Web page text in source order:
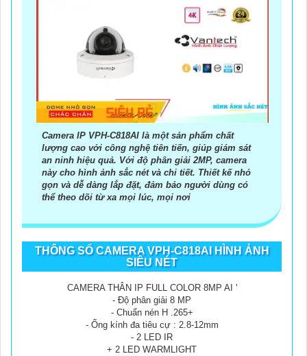
Camera IP VPH-C818AI là một sản phẩm chất
lượng cao với công nghệ tiên tiến, giúp giám sát
an ninh hiệu quả. Với độ phân giải 2MP, camera
này cho hình ảnh sắc nét và chi tiết. Thiết kế nhỏ
gọn và dễ dàng lắp đặt, đảm bảo người dùng có
thể theo dõi từ xa mọi lúc, mọi nơi
THÔNG SỐ CAMERA VPH-C818AI HÌNH ẢNH
SIÊU NÉT
CAMERA THÂN IP FULL COLOR 8MP AI '
- Độ phân giải 8 MP
- Chuẩn nén H .265+
- Ống kính đa tiêu cự : 2.8-12mm
- 2 LED IR
+ 2 LED WARMLIGHT